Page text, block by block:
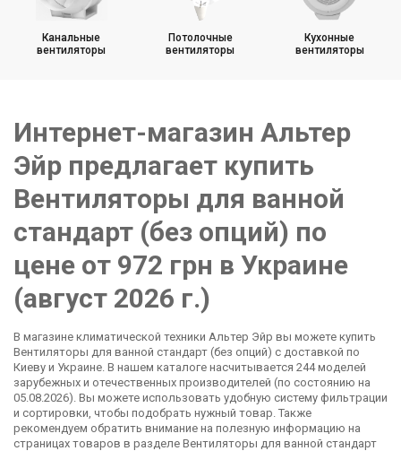
Канальные
вентиляторы
Потолочные
вентиляторы
Кухонные
вентиляторы
Интернет-магазин Альтер
Эйр предлагает купить
Вентиляторы для ванной
стандарт (без опций) по
цене от 972 грн в Украине
(август 2026 г.)
В магазине климатической техники Альтер Эйр вы можете купить
Вентиляторы для ванной стандарт (без опций) с доставкой по
Киеву и Украине. В нашем каталоге насчитывается 244 моделей
зарубежных и отечественных производителей (по состоянию на
05.08.2026). Вы можете использовать удобную систему фильтрации
и сортировки, чтобы подобрать нужный товар. Также
рекомендуем обратить внимание на полезную информацию на
страницах товаров в разделе Вентиляторы для ванной стандарт